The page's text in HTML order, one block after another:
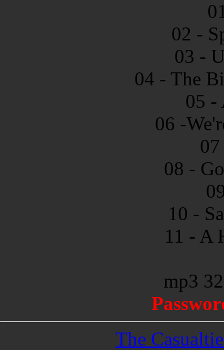
02 -
03 -
04 - The
05 -
06 -
08 -
10 -
11 - A
mp3
The